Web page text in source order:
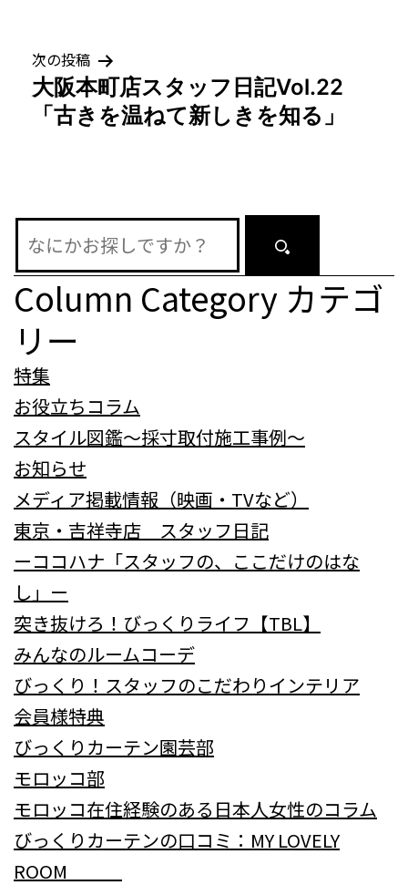
ゲ
ー
ン
次の投稿
大阪本町店スタッフ日記Vol.22
「古きを温ねて新しきを知る」
Column Category カテゴ
リー
特集
お役立ちコラム
スタイル図鑑～採寸取付施工事例～
お知らせ
メディア掲載情報（映画・TVなど）
東京・吉祥寺店 スタッフ日記
ーココハナ「スタッフの、ここだけのはな
し」ー
突き抜けろ！びっくりライフ【TBL】
みんなのルームコーデ
びっくり！スタッフのこだわりインテリア
会員様特典
びっくりカーテン園芸部
モロッコ部
モロッコ在住経験のある日本人女性のコラム
びっくりカーテンの口コミ：MY LOVELY
ROOM